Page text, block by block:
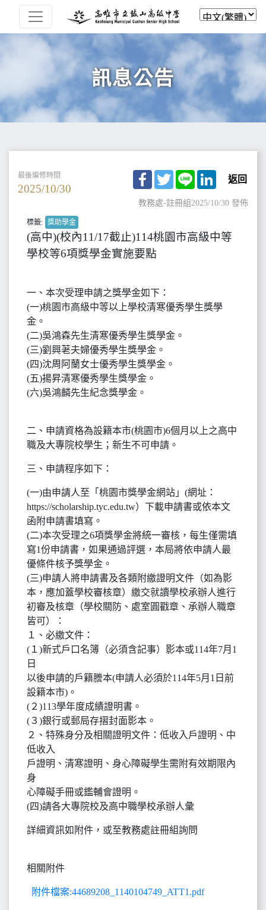
訊息公告
最後編修時間
2025/10/30
Facebook
TwitterLine LinkedIn
返回
教務處-註冊組2025/10/30 發佈
標籤: 獎助學金
(高中)(校內11/17截止)114桃園市高級中等
學校等6項獎學金實施要點
一、本次受理申請之獎學金如下：
(一)桃園市高級中等以上學校清寒優秀學生獎學
金。
(二)吳鴻森先生清寒優秀學生獎學金。
(三)劉興荖夫婦優秀學生獎學金。
(四)沈周阿蘭女士優秀學生獎學金。
(五)揚昇清寒優秀學生獎學金。
(六)吳鴻麟先生紀念獎學金。
二、申請資格為設籍本市(桃園市)6個月以上之高中
職及大專院校學生；新生不可申請。
三、申請程序如下：
(一)由申請人至「桃園市獎學金網站」(網址：
https://scholarship.tyc.edu.tw）下載申請書或依本文
函附申請書填寫。
(二)本次受理之6項獎學金將統一審核，每生僅需填
寫1份申請書，如果通過評選，本局將依申請人最
優條件核予獎學金。
(三)申請人將申請書及各類附繳證明文件（如為影
本，應加蓋學校審核章）繳交就讀學校承辦人進行
初審及核章（學校關防、處室圓戳章、承辦人職章
皆可）：
１、必繳文件：
(１)新式戶口名簿（必須含記事）影本或114年7月1
日
以後申請的戶籍謄本(申請人必須於114年5月1日前
設籍本市)。
(２)113學年度成績證明書。
(３)銀行或郵局存摺封面影本。
２、特殊身分及相關證明文件：低收入戶證明、中
低收入
戶證明、清寒證明、身心障礙學生需附有效期限內
身
心障礙手冊或鑑輔會證明。
(四)請各大專院校及高中職學校承辦人彙
詳細資訊如附件，或至教務處註冊組詢問
相關附件
附件檔案:44689208_1140104749_ATT1.pdf